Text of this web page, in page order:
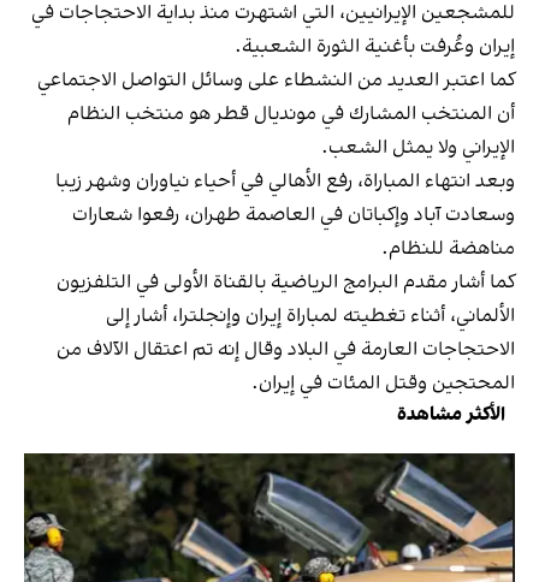
للمشجعين الإيرانيين، التي اشتهرت منذ بداية الاحتجاجات في
إيران وعُرفت بأغنية الثورة الشعبية.
كما اعتبر العديد من النشطاء على وسائل التواصل الاجتماعي
أن المنتخب المشارك في مونديال قطر هو منتخب النظام
الإيراني ولا يمثل الشعب.
وبعد انتهاء المباراة، رفع الأهالي في أحياء نياوران وشهر زيبا
وسعادت آباد وإكباتان في العاصمة طهران، رفعوا شعارات
مناهضة للنظام.
كما أشار مقدم البرامج الرياضية بالقناة الأولى في التلفزيون
الألماني، أثناء تغطيته لمباراة إيران وإنجلترا، أشار إلى
الاحتجاجات العارمة في البلاد وقال إنه تم اعتقال الآلاف من
المحتجين وقتل المئات في إيران.
الأكثر مشاهدة